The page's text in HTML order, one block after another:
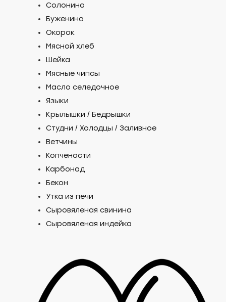
Солонина
Буженина
Окорок
Мясной хлеб
Шейка
Мясные чипсы
Масло селедочное
Языки
Крылышки / Бедрышки
Студни / Холодцы / Заливное
Ветчины
Копчености
Карбонад
Бекон
Утка из печи
Сыровяленая свинина
Сыровяленая индейка